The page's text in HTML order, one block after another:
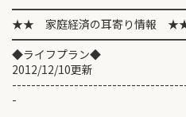
★★ 家庭経済の耳寄り情報
◆ライフ
2012/12/10更新
-